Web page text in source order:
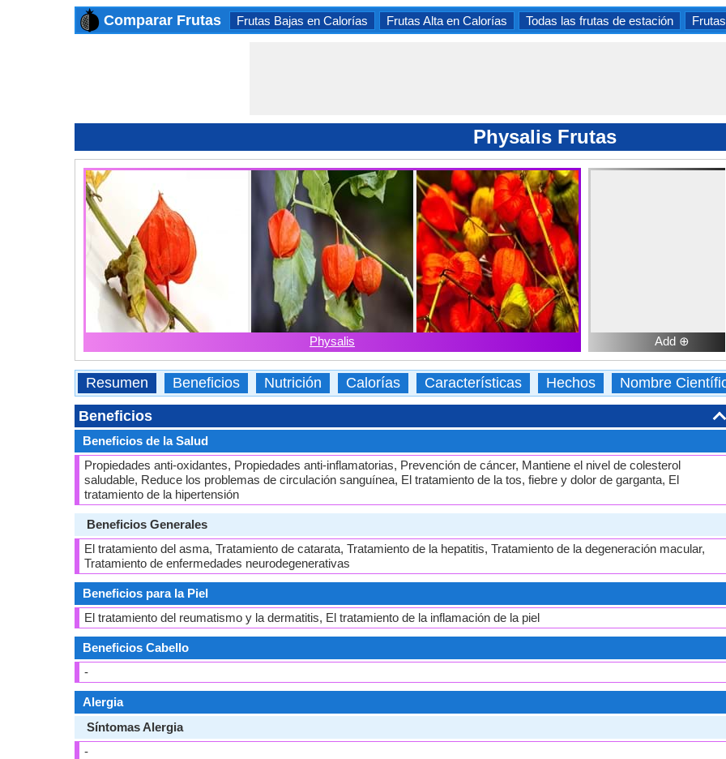
Comparar Frutas Frutas Bajas en Calorías Frutas Alta en Calorías Todas las frutas de estación
Physalis Frutas
Physalis Add ⊕
Resumen Beneficios Nutrición Calorías Características Hechos Nombre
Beneficios
Beneficios de la Salud
Propiedades anti-oxidantes, Propiedades anti-inflamatorias, Prevención de cáncer, Mantiene el nivel de colesterol
saludable, Reduce los problemas de circulación sanguínea, El tratamiento de la tos, fiebre y dolor de garganta, El
tratamiento de la hipertensión
Beneficios Generales
El tratamiento del asma, Tratamiento de catarata, Tratamiento de la hepatitis, Tratamiento de la degeneración macular,
Tratamiento de enfermedades neurodegenerativas
Beneficios para la Piel
El tratamiento del reumatismo y la dermatitis, El tratamiento de la inflamación de la piel
Beneficios Cabello
-
Alergia
Síntomas Alergia
-